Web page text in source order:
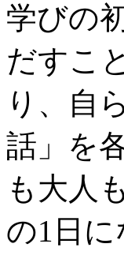
学びの
だすこ
り、自
話」を
も大人
の1日